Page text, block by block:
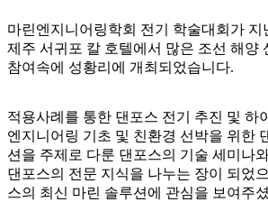
마린엔지니어링학회 전기 학술대회가 지
제주 서귀포 칼 호텔에서 많은 조선 해양
참여속에 성황리에 개최되었습니다.
적용사례를 통한 댄포스 전기 추진 및 하
엔지니어링 기초 및 친환경 선박을 위한
션을 주제로 다룬 댄포스의 기술 세미나
댄포스의 전문 지식을 나누는 장이 되었
스의 최신 마린 솔루션에 관심을 보여주